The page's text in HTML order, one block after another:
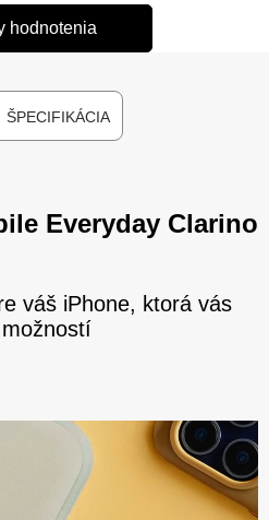
hodnotenia
ŠPECIFIKÁCIA
Everyday Clarino
váš iPhone, ktorá vás